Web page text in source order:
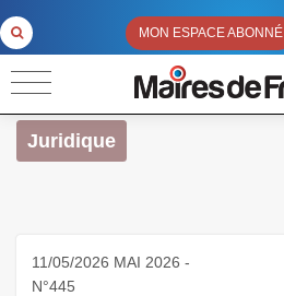
MON ESPACE ABONNÉ
Juridique
11/05/2026 MAI 2026 -
N°445